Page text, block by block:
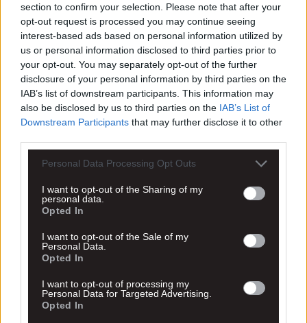
section to confirm your selection. Please note that after your
opt-out request is processed you may continue seeing
interest-based ads based on personal information utilized by
us or personal information disclosed to third parties prior to
your opt-out. You may separately opt-out of the further
disclosure of your personal information by third parties on the
IAB’s list of downstream participants. This information may
also be disclosed by us to third parties on the IAB’s List of
Downstream Participants that may further disclose it to other
Personal Data Processing Opt Outs
I want to opt-out of the Sharing of my
personal data.
Opted In
I want to opt-out of the Sale of my
Personal Data.
Opted In
I want to opt-out of processing my
Personal Data for Targeted Advertising.
Opted In